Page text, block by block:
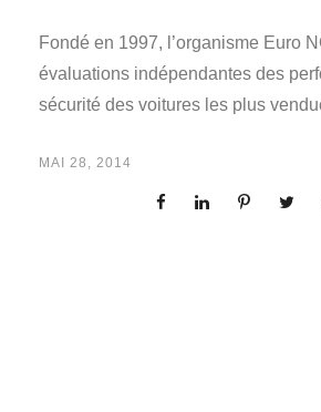
Fondé en 1997, l’organisme Euro
évaluations indépendantes des
sécurité des voitures les plus
MAI 28, 2014